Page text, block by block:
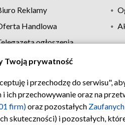
Reklamy
Handlowa
ogłoszenia
Twoją prywatność
i przechodzę do serwisu",
ich przechowywanie oraz na
firm)oraz pozostałych
skuteczności) i pozostałych,